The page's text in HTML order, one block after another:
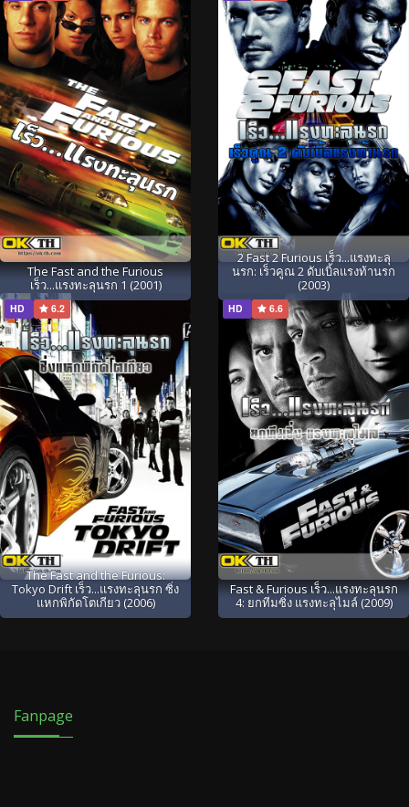
The Fast and the Furious
เร็ว...แรงทะลุนรก 1 (2001)
2 Fast 2 Furious เร็ว...แรงทะลุ
นรก: เร็วคูณ 2 ดับเบิ้ลแรงท้านรก
(2003)
HD 6.2
The Fast and the Furious:
Tokyo Drift เร็ว...แรงทะลุนรก ซิ่ง
แหกพิกัดโตเกียว (2006)
HD 6.6
Fast & Furious เร็ว...แรงทะลุนรก
4: ยกทีมซิ่ง แรงทะลุไมล์ (2009)
Fanpage